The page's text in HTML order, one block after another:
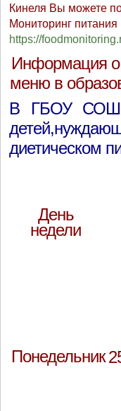
Кинеля Вы можете
Мониторинг
https://
Информация о
меню в
В ГБОУ СОШ
диетическом
День
недели
Понедельник